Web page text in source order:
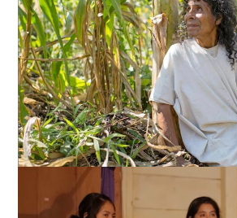
LA CANCIÓN DEL ÚLTIMO SABIO
DIRECTOR.